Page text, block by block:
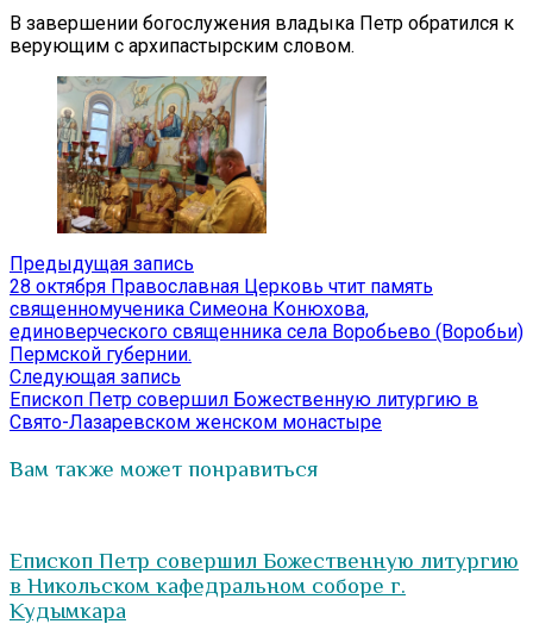
В завершении богослужения владыка Петр обратился к
верующим с архипастырским словом.
Навигация
по
записям
Предыдущая запись
запись:
28 октября Православная Церковь чтит память
священномученика Симеона Конюхова,
единоверческого священника села Воробьево (Воробьи)
Пермской губернии.
Следующая запись
запись:
Епископ Петр совершил Божественную литургию в
Свято-Лазаревском женском монастыре
Вам также может понравиться
Епископ Петр совершил Божественную литургию
в Никольском кафедральном соборе г.
Кудымкара